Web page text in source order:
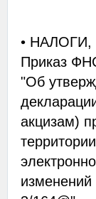
•
Приказ
"Об
акцизам)